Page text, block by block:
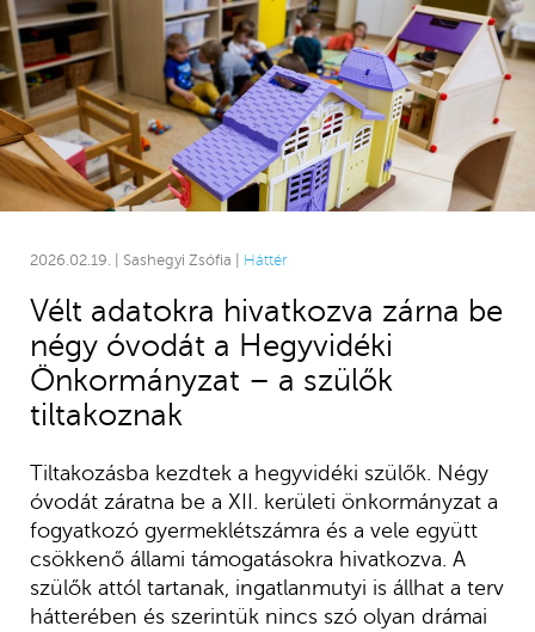
2026.02.19. | Sashegyi Zsófia | Háttér
Vélt adatokra hivatkozva zárna be
négy óvodát a Hegyvidéki
Önkormányzat – a szülők
tiltakoznak
Tiltakozásba kezdtek a hegyvidéki szülők. Négy
óvodát záratna be a XII. kerületi önkormányzat a
fogyatkozó gyermeklétszámra és a vele együtt
csökkenő állami támogatásokra hivatkozva. A
szülők attól tartanak, ingatlanmutyi is állhat a terv
hátterében és szerintük nincs szó olyan drámai